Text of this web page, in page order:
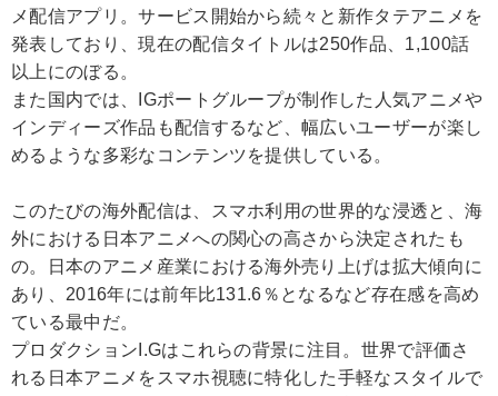
メ配信アプリ。サービス開始から続々と新作タテアニメを
発表しており、現在の配信タイトルは250作品、1,100話
以上にのぼる。
また国内では、IGポートグループが制作した人気アニメや
インディーズ作品も配信するなど、幅広いユーザーが楽し
めるような多彩なコンテンツを提供している。
このたびの海外配信は、スマホ利用の世界的な浸透と、海
外における日本アニメへの関心の高さから決定されたも
の。日本のアニメ産業における海外売り上げは拡大傾向に
あり、2016年には前年比131.6％となるなど存在感を高め
ている最中だ。
プロダクションI.Gはこれらの背景に注目。世界で評価さ
れる日本アニメをスマホ視聴に特化した手軽なスタイルで